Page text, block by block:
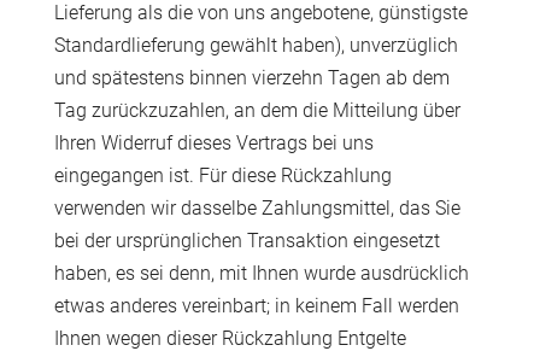
Lieferung als die von uns angebotene, günstigste
Standardlieferung gewählt haben), unverzüglich
und spätestens binnen vierzehn Tagen ab dem
Tag zurückzuzahlen, an dem die Mitteilung über
Ihren Widerruf dieses Vertrags bei uns
eingegangen ist. Für diese Rückzahlung
verwenden wir dasselbe Zahlungsmittel, das Sie
bei der ursprünglichen Transaktion eingesetzt
haben, es sei denn, mit Ihnen wurde ausdrücklich
etwas anderes vereinbart; in keinem Fall werden
Ihnen wegen dieser Rückzahlung Entgelte